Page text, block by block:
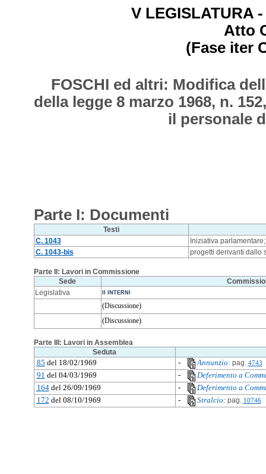
V LEGISLATURA
Atto
(Fase iter
FOSCHI ed altri: Modifica
della legge 8 marzo 1968, n.
il personale
Parte I: Documenti
Testi
C. 1043
Iniziativa
C. 1043-bis
progetti derivanti dallo
Parte II: Lavori in Commissione
Sede
Legislativa
II INTERNI
(Discussione)
(Discussione)
Parte III: Lavori in Assemblea
Seduta
85 del 18/02/1969 - Annunzio:pag. 4743
91 del 04/03/1969 -
Deferimento a
164del 26/09/1969 -
Deferimento a
172 del 08/10/1969 - Stralcio:pag. 10746